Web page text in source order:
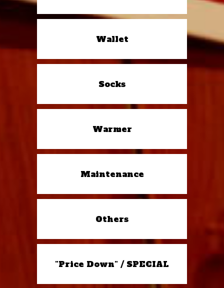
Wallet
Socks
Warmer
Maintenance
Others
"Price Down" / SPECIAL